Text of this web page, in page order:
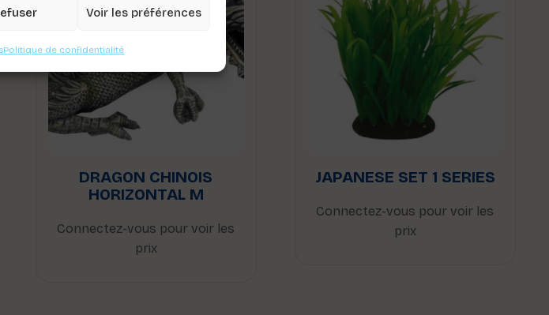
Voir les préférences
Politique de confidentialité
DRAGON CHINOIS
HORIZONTAL M
Connectez-vous pour voir les
prix
JAPANESE SET 1 SERIES
Connectez-vous pour voir les
prix